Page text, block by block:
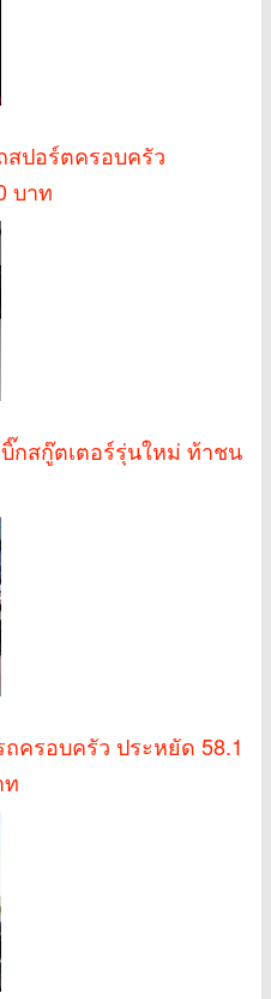
สปอร์ตครอบครัว
บาท
กสกู๊ตเตอร์รุ่นใหม่ ท้าชน
ถครอบครัว ประหยัด 58.1
ท